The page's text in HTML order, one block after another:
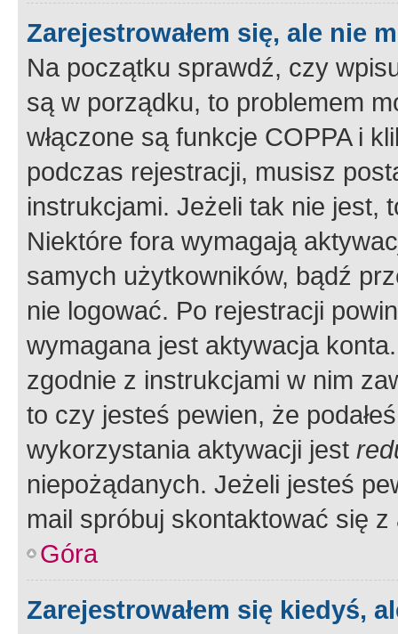
Zarejestrowałem się, ale nie
Na początku sprawdź, czy
są w porządku, to problemem
włączone są funkcje COPPA i
podczas rejestracji, musisz
instrukcjami. Jeżeli tak nie jest,
Niektóre fora wymagają
samych użytkowników, bądź
nie logować. Po rejestracji
wymagana jest aktywacja
zgodnie z instrukcjami w nim
to czy jesteś pewien, że
wykorzystania aktywacji jest
niepożądanych. Jeżeli jesteś
mail spróbuj skontaktować się
Góra
Zarejestrowałem się kiedyś,